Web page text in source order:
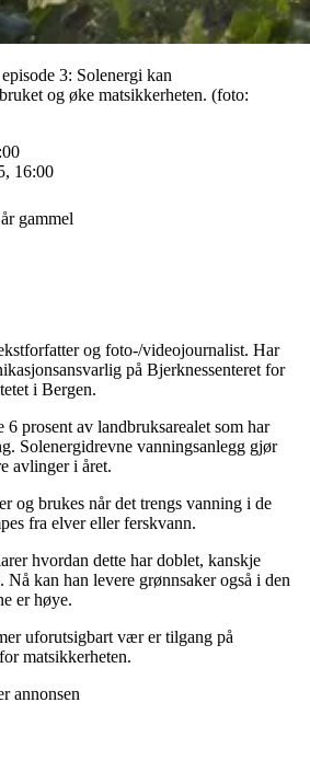
3: Solenergi kan
og øke matsikkerheten. (foto:
16:00
gammel
og foto-/videojournalist. Har
på Bjerknessenteret for
i Bergen.
6 prosent av landbruksarealet som har
Solenergidrevne vanningsanlegg gjør
avlinger i året.
og brukes når det trengs vanning i de
fra elver eller ferskvann.
hvordan dette har doblet, kanskje
Nå kan han levere grønnsaker også i den
er høye.
uforutsigbart vær er tilgang på
matsikkerheten.
annonsen